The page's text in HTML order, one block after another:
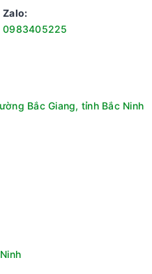
xem thể thao hoặc nội
Zalo:
0983405225
Bắc Giang, tỉnh Bắc Ninh